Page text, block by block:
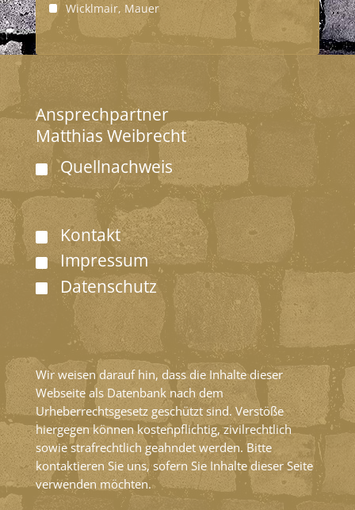
Wicklmair, Mauer
Ansprechpartner
Matthias Weibrecht
Quellnachweis
Kontakt
Impressum
Datenschutz
Wir weisen darauf hin, dass die Inhalte dieser
Webseite als Datenbank nach dem
Urheberrechtsgesetz geschützt sind. Verstöße
hiergegen können kostenpflichtig, zivilrechtlich
sowie strafrechtlich geahndet werden. Bitte
kontaktieren Sie uns, sofern Sie Inhalte dieser Seite
verwenden möchten.